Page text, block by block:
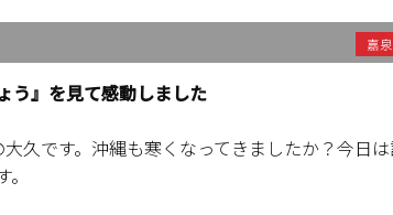
嘉
う』を見て感動しました
久です。沖縄も寒くなってきましたか？今日